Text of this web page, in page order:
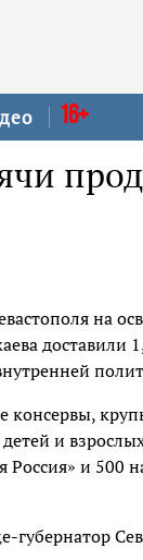
16+
на
доставили
и
и 500